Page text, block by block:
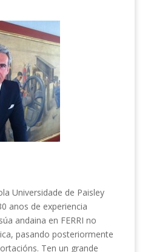
Universidade de Paisley
anos de experiencia
andaina en FERRI no
pasando posteriormente
Ten un grande